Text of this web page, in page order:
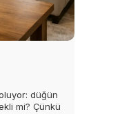
düğün
mi? Çünkü